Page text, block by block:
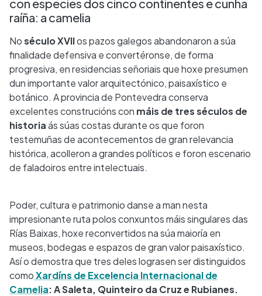
con especies dos cinco continentes e cunha
raíña: a camelia
Noséculo XVIIos pazos galegos abandonaron a súa
finalidade defensiva e convertéronse, de forma
progresiva, en residencias señoriais que hoxe presumen
dun importante valor arquitectónico, paisaxístico e
botánico. A provincia de Pontevedra conserva
excelentes construcións con máis de tres séculos de
historiaás súas costas durante os que foron
testemuñas de acontecementos de gran relevancia
histórica, acolleron a grandes políticos e foron escenario
de faladoiros entre intelectuais.
Poder, cultura e patrimonio danse a man nesta
impresionante ruta polos conxuntos máis singulares das
Rías Baixas, hoxe reconvertidos na súa maioría en
museos, bodegas e espazos de gran valor paisaxístico.
Así o demostra que tres deles lograsen ser distinguidos
comoXardíns de Excelencia Internacional de
Camelia: A Saleta, Quinteiro da Cruz e Rubianes.